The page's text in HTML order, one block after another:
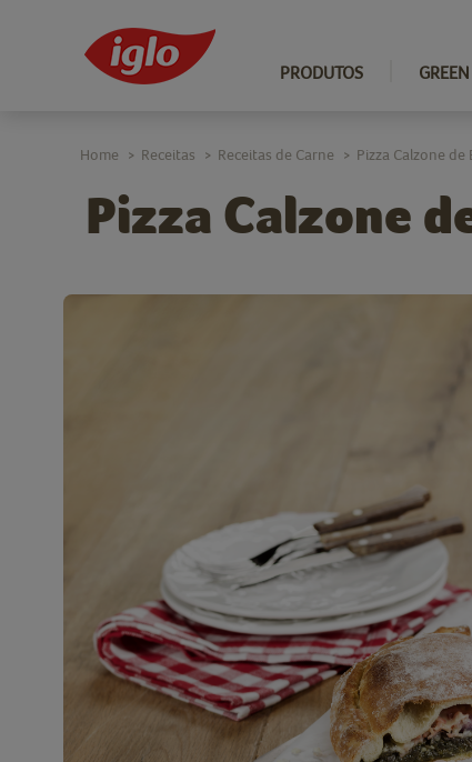
PRODUTOS
Pizza Calzone
Home > Receitas > Receitas de Carne > Pizza Calzone de